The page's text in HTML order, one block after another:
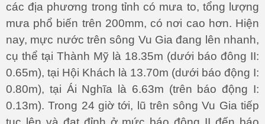
các địa phương trong tỉnh có mưa to, tổng lượng
mưa phổ biến trên 200mm, có nơi cao hơn. Hiện
nay, mực nước trên sông Vu Gia đang lên nhanh,
cụ thể tại Thành Mỹ là 18.35m (dưới báo đông II:
0.65m), tại Hội Khách là 13.70m (dưới báo động I:
0.80m), tại Ái Nghĩa là 6.63m (trên báo động I:
0.13m). Trong 24 giờ tới, lũ trên sông Vu Gia tiếp